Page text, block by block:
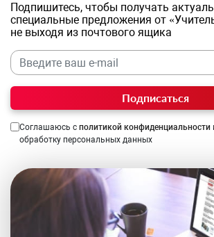
Подпишитесь, чтобы получать
специальные предложения от
не выходя из почтового ящика
Подписаться
Соглашаюсь с политикой конфиденциальности
обработку персональных данных